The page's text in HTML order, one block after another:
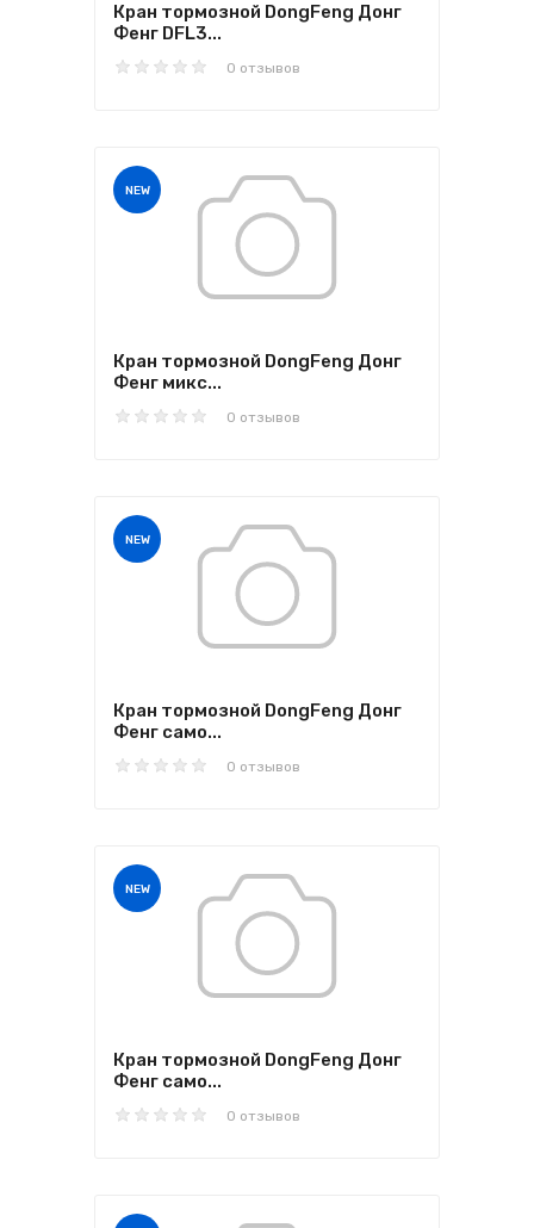
Кран тормозной DongFeng Донг
Фенг DFL3...
0 отзывов
NEW
Кран тормозной DongFeng Донг
Фенг микс...
0 отзывов
NEW
Кран тормозной DongFeng Донг
Фенг само...
0 отзывов
NEW
Кран тормозной DongFeng Донг
Фенг само...
0 отзывов